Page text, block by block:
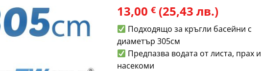
13,00 € (25,43 лв.)
Подходящо за кръгли басейни с
диаметър 305см
Предпазва водата от листа, прах и
насекоми